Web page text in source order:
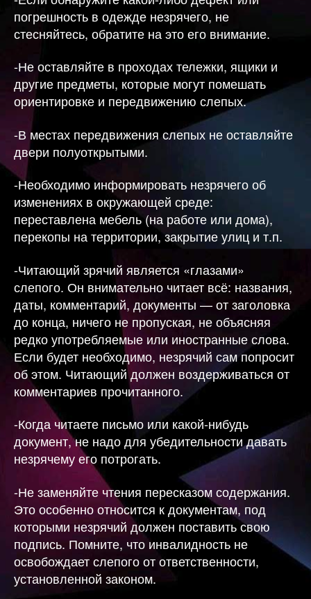
погрешность в одежде незрячего, не
стесняйтесь, обратите на это его внимание.
-Не оставляйте в проходах тележки, ящики и
другие предметы, которые могут помешать
ориентировке и передвижению слепых.
-В местах передвижения слепых не оставляйте
двери полуоткрытыми.
-Необходимо информировать незрячего об
изменениях в окружающей среде:
переставлена мебель (на работе или дома),
перекопы на территории, закрытие улиц и т.п.
-Читающий зрячий является «глазами»
слепого. Он внимательно читает всё: названия,
даты, комментарий, документы — от заголовка
до конца, ничего не пропуская, не объясняя
редко употребляемые или иностранные слова.
Если будет необходимо, незрячий сам попросит
об этом. Читающий должен воздерживаться от
комментариев прочитанного.
-Когда читаете письмо или какой-нибудь
документ, не надо для убедительности давать
незрячему его потрогать.
-Не заменяйте чтения пересказом содержания.
Это особенно относится к документам, под
которыми незрячий должен поставить свою
подпись. Помните, что инвалидность не
освобождает слепого от ответственности,
установленной законом.